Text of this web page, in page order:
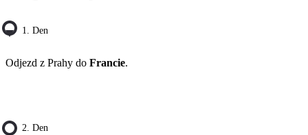
1. Den
Odjezd z Prahy do Francie.
2. Den